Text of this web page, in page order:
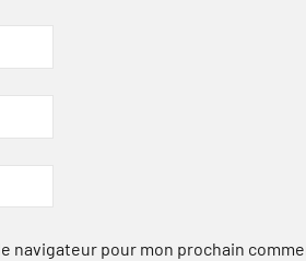
navigateur pour mon prochain